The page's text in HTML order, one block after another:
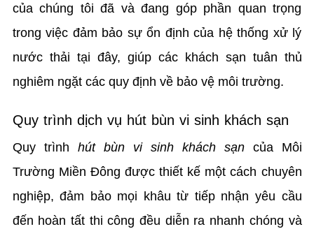
của chúng tôi đã và đang góp phần quan trọng
trong việc đảm bảo sự ổn định của hệ thống xử lý
nước thải tại đây, giúp các khách sạn tuân thủ
nghiêm ngặt các quy định về bảo vệ môi trường.
Quy trình dịch vụ hút bùn vi sinh khách sạn
Quy trình hút bùn vi sinh khách sạncủa Môi
Trường Miền Đông được thiết kế một cách chuyên
nghiệp, đảm bảo mọi khâu từ tiếp nhận yêu cầu
đến hoàn tất thi công đều diễn ra nhanh chóng và